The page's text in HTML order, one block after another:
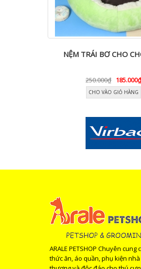
NỆM TRÁI BƠ CHO
250.000₫
CHO VÀO GIỎ HÀNG
ARALE PETSHOP Chuyên cung
thức ăn, áo quần, phụ kiện